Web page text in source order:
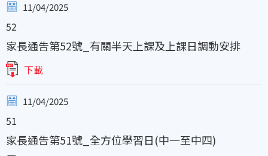
11/04/2025
52
家長通告第52號_有關半天上課及上課日調動安排
下載
11/04/2025
51
家長通告第51號_全方位學習日(中一至中四)